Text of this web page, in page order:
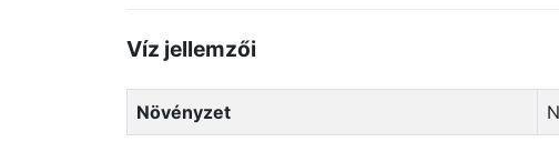
Víz jellemzői
Növényzet